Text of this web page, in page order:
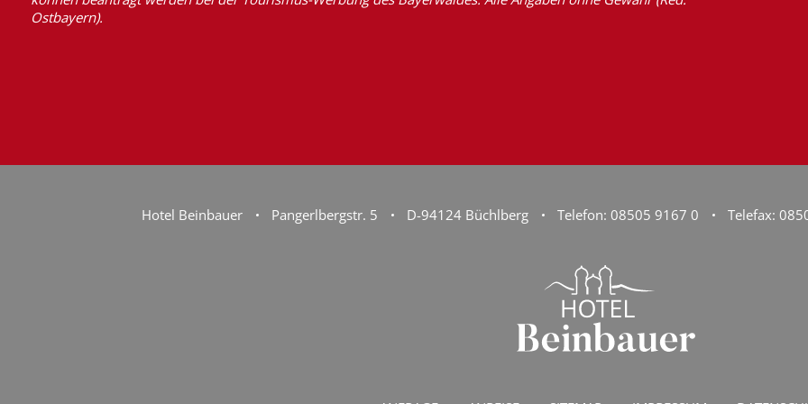
Ostbayern).
Hotel Beinbauer Pangerlbergstr. 5 D-94124 Büchlberg Telefon: 08505 9167 0 Telefax: